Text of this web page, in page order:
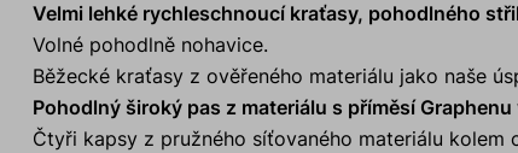
Velmi lehké rychleschnoucí kraťasy, pohodlného
Volné pohodlně nohavice.
Běžecké kraťasy z ověřeného materiálu jako naše
Pohodlný široký pas z materiálu s příměsí
Čtyři kapsy z pružného síťovaného materiálu kolem